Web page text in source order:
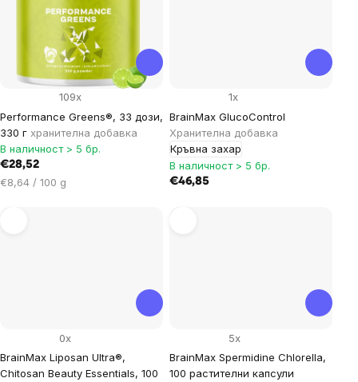
Performance Greens®, 33 дози,
330 г хранителна добавка
109x
В наличност > 5 бр.
€28,52
Цена
€8,64 / 100 g
BrainMax GlucoControl
Хранителна добавка
Кръвна захар
1x
В наличност > 5 бр.
€46,85
BrainMax Liposan Ultra®,
Chitosan Beauty Essentials, 100
0x
BrainMax Spermidine Chlorella,
100 растителни капсули
5x